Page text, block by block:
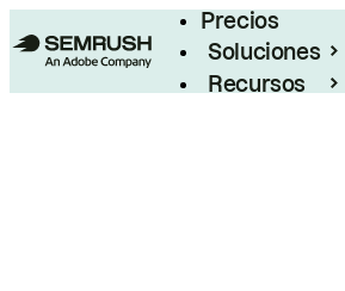
Precios
Soluciones
Recursos